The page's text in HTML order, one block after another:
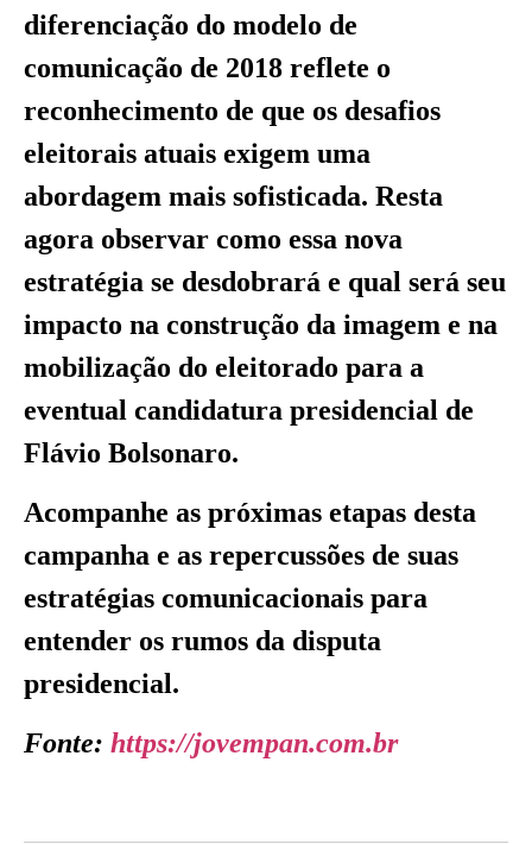
diferenciação do modelo de
comunicação de 2018 reflete o
reconhecimento de que os desafios
eleitorais atuais exigem uma
abordagem mais sofisticada. Resta
agora observar como essa nova
estratégia se desdobrará e qual será seu
impacto na construção da imagem e na
mobilização do eleitorado para a
eventual candidatura presidencial de
Flávio Bolsonaro.
Acompanhe as próximas etapas desta
campanha e as repercussões de suas
estratégias comunicacionais para
entender os rumos da disputa
presidencial.
Fonte: https://jovempan.com.br